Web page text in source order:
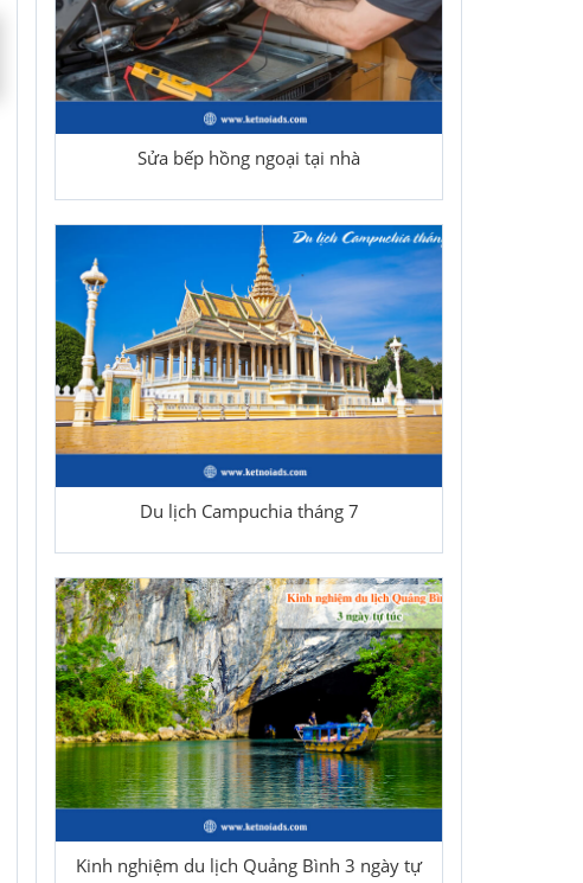
Sửa bếp hồng ngoại tại nhà
Du lịch Campuchia tháng 7
Kinh nghiệm du lịch Quảng Bình 3 ngày tự